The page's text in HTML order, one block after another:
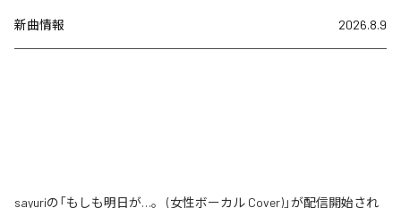
新曲情報 2026.8.9
sayuriの「もしも明日が…。 (女性ボーカル Cover)」が配信開始され